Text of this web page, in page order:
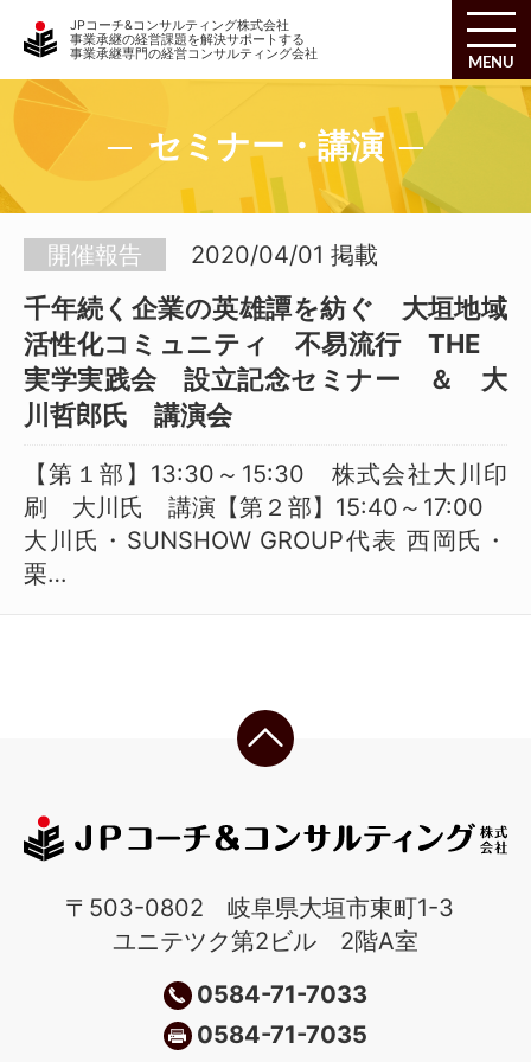
JPコーチ&コンサルティング株式会社
事業承継の経営課題を解決サポートする
事業承継専門の経営コンサルティング会社
MENU
セミナー・講演
千年続く企業の英雄譚を紡ぐ 大垣地域
活性化コミュニティ 不易流行 THE
実学実践会 設立記念セミナー ＆ 大
川哲郎氏 講演会
【第１部】13:30～15:30 株式会社大川印
刷 大川氏 講演【第２部】15:40～17:00
大川氏・SUNSHOW GROUP代表 西岡氏・
栗…
開催報告 2020/04/01 掲載
ミュニティ 不易流行 THE 実学実践会 設立
記念セミナー ＆ 大川哲郎氏 講演会
〒503-0802 岐阜県大垣市東町1-3
ユニテツク第2ビル 2階A室
0584-71-7033
0584-71-7035